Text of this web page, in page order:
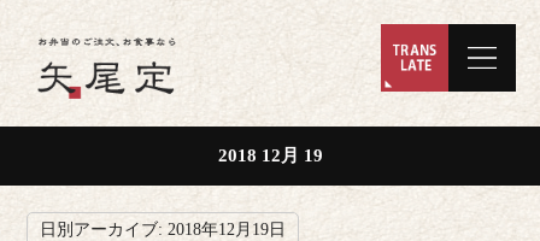
2018 12月 19
日別アーカイブ:2018年12月19日